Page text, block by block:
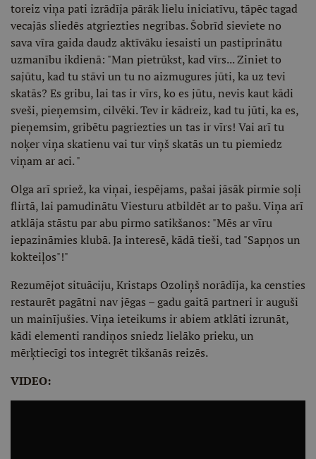
toreiz viņa pati izrādīja pārāk lielu iniciatīvu, tāpēc tagad
vecajās sliedēs atgriezties negribas. Šobrīd sieviete no
sava vīra gaida daudz aktīvāku iesaisti un pastiprinātu
uzmanību ikdienā: "Man pietrūkst, kad vīrs... Ziniet to
sajūtu, kad tu stāvi un tu no aizmugures jūti, ka uz tevi
skatās? Es gribu, lai tas ir vīrs, ko es jūtu, nevis kaut kādi
sveši, pieņemsim, cilvēki. Tev ir kādreiz, kad tu jūti, ka es,
pieņemsim, gribētu pagriezties un tas ir vīrs! Vai arī tu
noķer viņa skatienu vai tur viņš skatās un tu piemiedz
viņam ar aci. "
Olga arī spriež, ka viņai, iespējams, pašai jāsāk pirmie soļi
flirtā, lai pamudinātu Viesturu atbildēt ar to pašu. Viņa arī
atklāja stāstu par abu pirmo satikšanos: "Mēs ar vīru
iepazināmies klubā. Ja interesē, kādā tieši, tad "Sapņos un
kokteiļos"!"
Rezumējot situāciju, Kristaps Ozoliņš norādīja, ka censties
restaurēt pagātni nav jēgas – gadu gaitā partneri ir auguši
un mainījušies. Viņa ieteikums ir abiem atklāti izrunāt,
kādi elementi randiņos sniedz lielāko prieku, un
mērķtiecīgi tos integrēt tikšanās reizēs.
VIDEO: